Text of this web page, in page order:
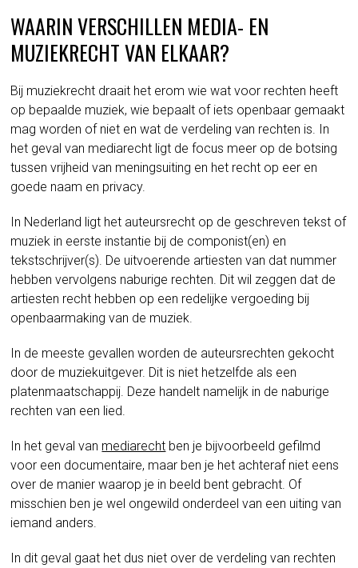
WAARIN VERSCHILLEN MEDIA- EN
MUZIEKRECHT VAN ELKAAR?
Bij muziekrecht draait het erom wie wat voor rechten heeft
op bepaalde muziek, wie bepaalt of iets openbaar gemaakt
mag worden of niet en wat de verdeling van rechten is. In
het geval van mediarecht ligt de focus meer op de botsing
tussen vrijheid van meningsuiting en het recht op eer en
goede naam en privacy.
In Nederland ligt het auteursrecht op de geschreven tekst of
muziek in eerste instantie bij de componist(en) en
tekstschrijver(s). De uitvoerende artiesten van dat nummer
hebben vervolgens naburige rechten. Dit wil zeggen dat de
artiesten recht hebben op een redelijke vergoeding bij
openbaarmaking van de muziek.
In de meeste gevallen worden de auteursrechten gekocht
door de muziekuitgever. Dit is niet hetzelfde als een
platenmaatschappij. Deze handelt namelijk in de naburige
rechten van een lied.
In het geval van mediarecht ben je bijvoorbeeld gefilmd
voor een documentaire, maar ben je het achteraf niet eens
over de manier waarop je in beeld bent gebracht. Of
misschien ben je wel ongewild onderdeel van een uiting van
iemand anders.
In dit geval gaat het dus niet over de verdeling van rechten